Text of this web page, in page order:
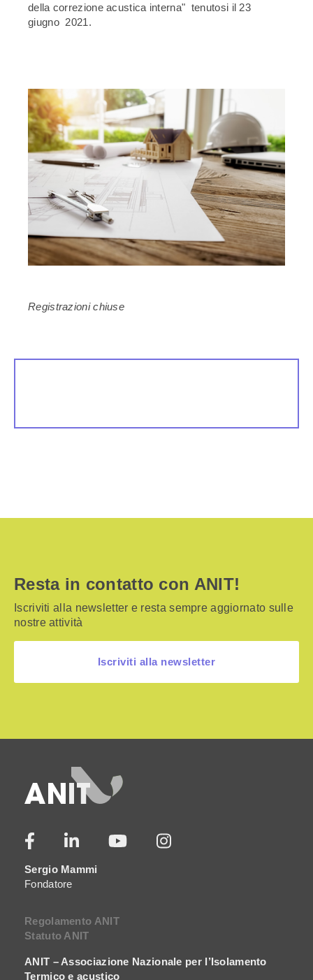
della correzione acustica interna" tenutosi il 23
giugno 2021.
Registrazioni chiuse
Resta in contatto con ANIT!
Iscriviti alla newsletter e resta sempre aggiornato sulle
nostre attività
Iscriviti alla newsletter
Sergio Mammi
Fondatore
Regolamento ANIT
Statuto ANIT
ANIT – Associazione Nazionale per l’Isolamento
Termico e acustico